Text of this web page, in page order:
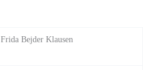
Frida Bejder Klausen